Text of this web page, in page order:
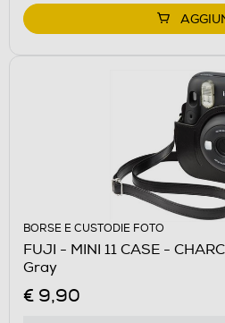
BORSE E CUSTODIE FOTO
FUJI - MINI 11 CASE -
Gray
€ 9,90